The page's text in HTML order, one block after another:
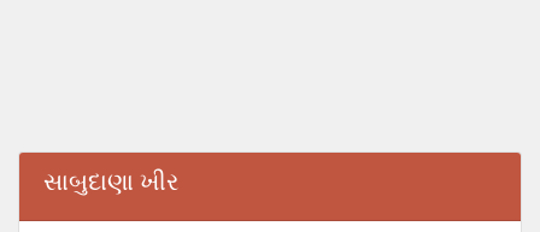
સાબુદાણા ખીર